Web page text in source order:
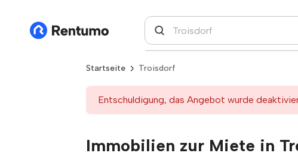
Startseite Troisdorf
Entschuldigung, das Angebot wurde
Immobilien zur Miete in